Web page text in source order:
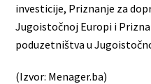
investicije, Priznanje za
Jugoistočnoj Europi i
poduzetništva u
(Izvor: Menager.ba)